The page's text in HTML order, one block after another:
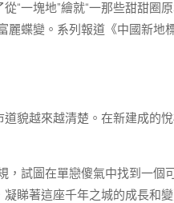
“一塊地”繪就“一那些甜甜圈
麗蝶變。系列報道《中國新
道貌越來越清楚。在新建成的
試圖在單戀傻氣中找到一個
睇著這座千年之城的成長和